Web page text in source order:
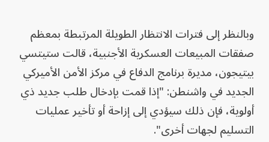
وبالنظر إلى فترات الانتظار الطويلة المرتبطة بمعظم
صفقات المبيعات العسكرية الأجنبية، قالت ستيتسي
بيتيجون، مديرة برنامج الدفاع في مركز الأمن الأميركي
الجديد في واشنطن: "إذا قمت بإدخال طلب جديد ذي
أولوية، فإن ذلك سيؤدي إلى إزاحة أو تأخير عمليات
التسليم لجهات أخرى".